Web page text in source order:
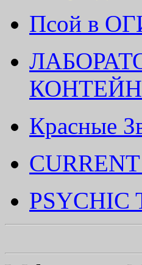
Псой в
Красные
PSYCHIC